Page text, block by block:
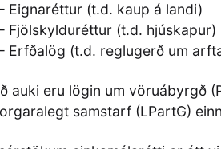
Eignaréttur (t.d. kaup á landi)
Fjölskylduréttur (t.d. hjúskapur)
Erfðalög (t.d. reglugerð um
auki eru lögin um vöruábyrgð
samstarf (LPartG)